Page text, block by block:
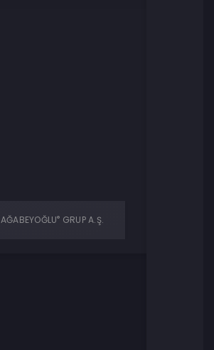
AĞABEYOĞLU® GRUP A.Ş.